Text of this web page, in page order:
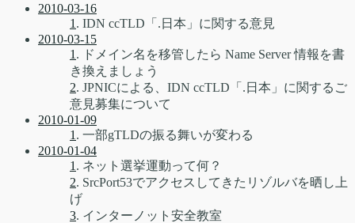
2010-03-16
1 . IDN ccTLD「.日本」に関する意見
2010-03-15
1 . ドメイン名を移管したら Name Server 情報を書
き換えましょう
2. JPNICによる、IDN ccTLD「.日本」に関するご
意見募集について
2010-01-09
1 . 一部gTLDの振る舞いが変わる
2010-01-04
1 . ネット選挙運動って何？
2. SrcPort53でアクセスしてきたリゾルバを晒し上
げ
3. インターノット安全教室